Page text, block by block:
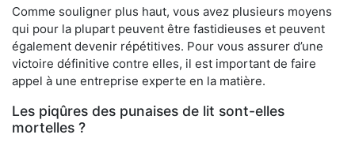
Comme souligner plus haut, vous avez plusieurs moyens
qui pour la plupart peuvent être fastidieuses et peuvent
également devenir répétitives. Pour vous assurer d’une
victoire définitive contre elles, il est important de faire
appel à une entreprise experte en la matière.
Les piqûres des punaises de lit sont-elles
mortelles ?